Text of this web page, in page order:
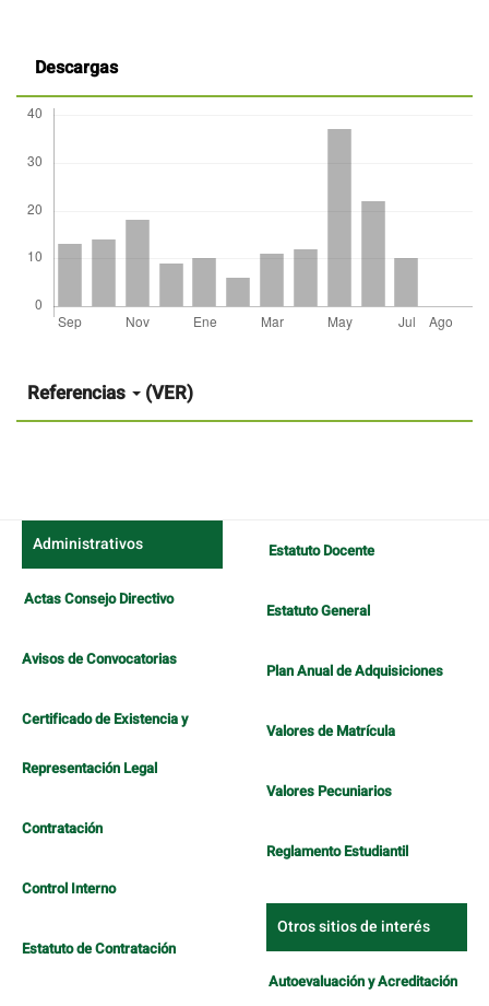
Descargas
artículo
Referencias (VER)
Administrativos
Actas Consejo Directivo
Avisos de Convocatorias
Certificado de Existencia y
Representación Legal
Contratación
Control Interno
Estatuto de Contratación
Estatuto Docente
Estatuto General
Plan Anual de Adquisiciones
Valores de Matrícula
Valores Pecuniarios
Reglamento Estudiantil
Otros sitios de interés
Autoevaluación y Acreditación